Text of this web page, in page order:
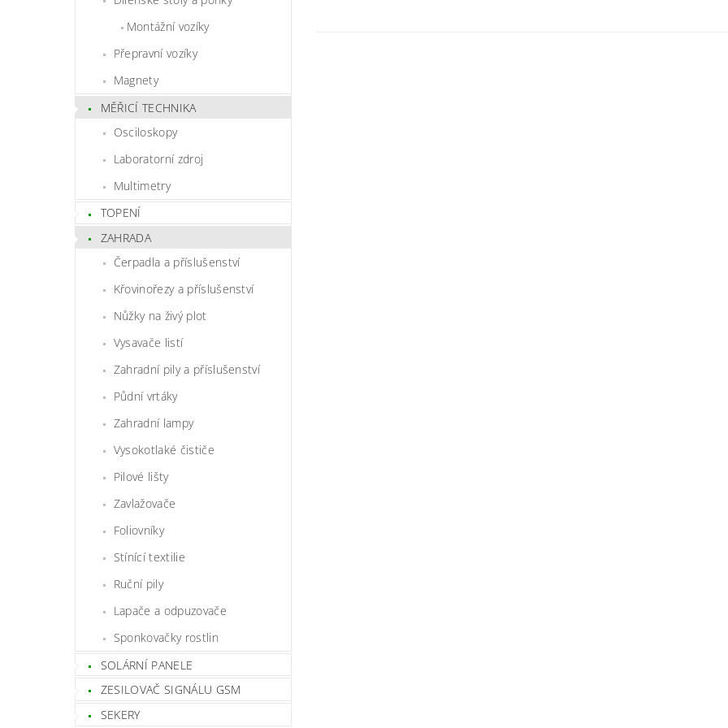
Montážní vozíky
Přepravní vozíky
Magnety
MĚŘICÍ TECHNIKA
Osciloskopy
Laboratorní zdroj
Multimetry
TOPENÍ
ZAHRADA
Čerpadla a příslušenství
Křovinořezy a příslušenství
Nůžky na živý plot
Vysavače listí
Zahradní pily a příslušenství
Půdní vrtáky
Zahradní lampy
Vysokotlaké čističe
Pilové lišty
Zavlažovače
Foliovníky
Stínící textilie
Ruční pily
Lapače a odpuzovače
Sponkovačky rostlin
SOLÁRNÍ PANELE
ZESILOVAČ SIGNÁLU GSM
SEKERY